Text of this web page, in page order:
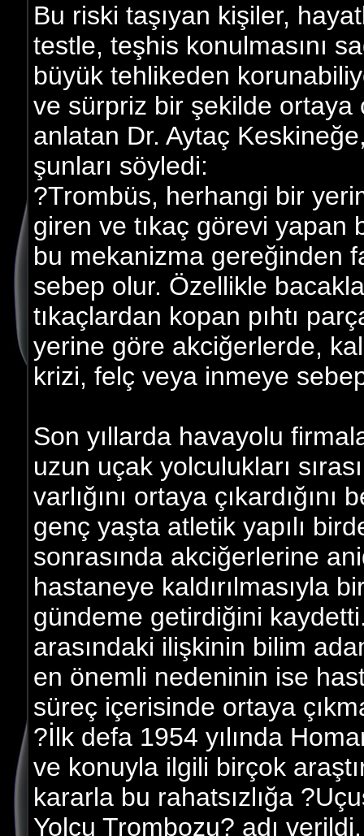
Bu riski taşıyan kişiler,
testle, teşhis konulmasını
büyük tehlikeden
ve sürpriz bir şekilde ortaya
anlatan Dr. Aytaç
şunları söyledi:
?Trombüs, herhangi bir
giren ve tıkaç görevi yapan
bu mekanizma gereğinden
sebep olur. Özellikle
tıkaçlardan kopan pıhtı
yerine göre akciğerlerde,
krizi, felç veya inmeye
Son yıllarda havayolu
uzun uçak yolculukları
varlığını ortaya
genç yaşta atletik yapılı
sonrasında akciğerlerine
hastaneye kaldırılmasıyla
gündeme getirdiğini
arasındaki ilişkinin bilim
en önemli nedeninin ise
süreç içerisinde ortaya
?İlk defa 1954 yılında
ve konuyla ilgili birçok
kararla bu rahatsızlığa
Yolcu Trombozu? adı